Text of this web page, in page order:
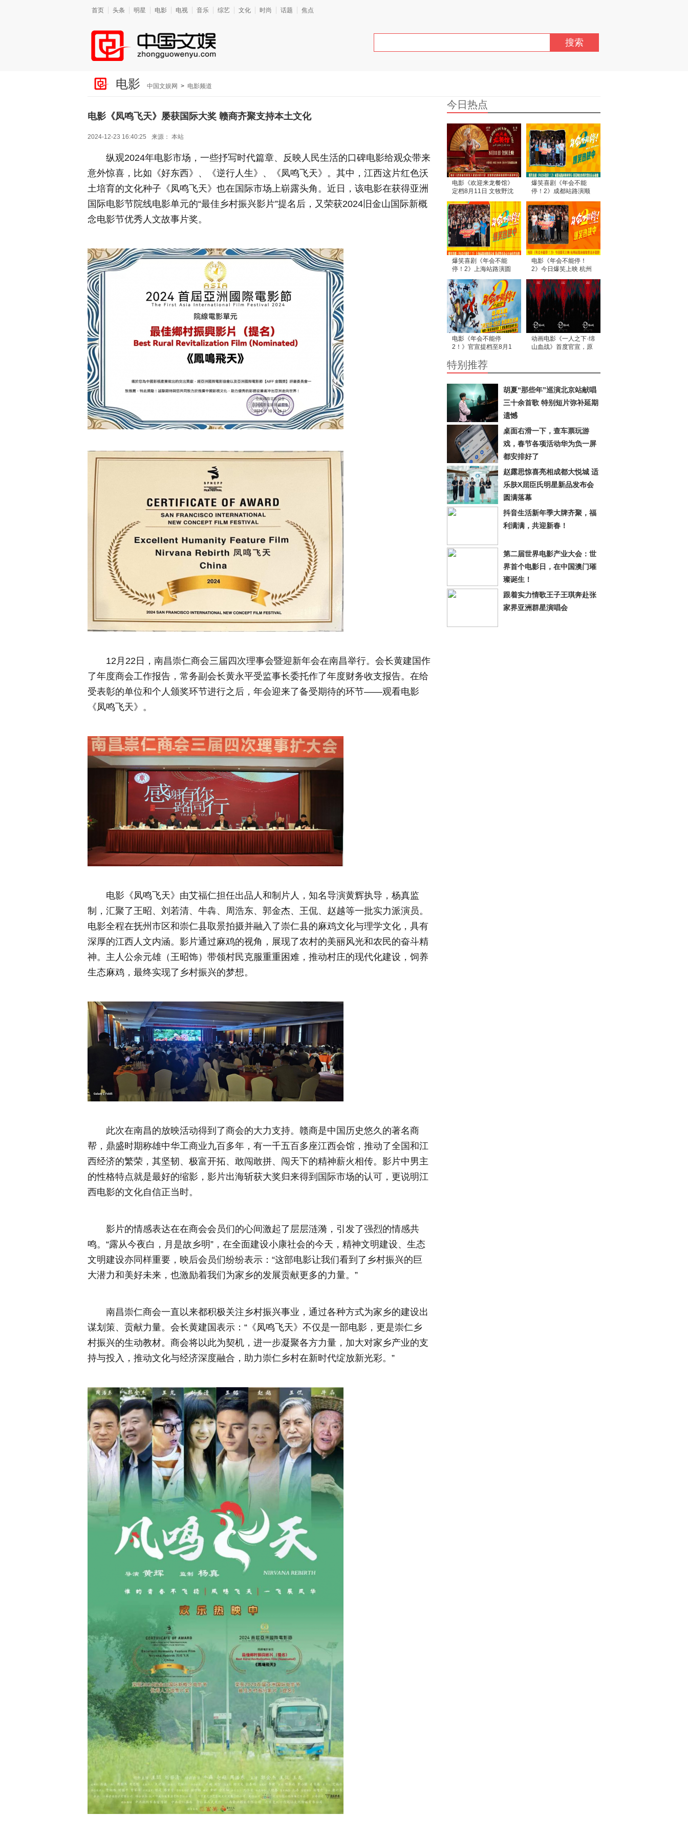
首页 头条 明星 电影 电视 音乐 综艺 文化 时尚 话题 焦点
搜索
电影 中国文娱网 > 电影频道
电影《凤鸣飞天》屡获国际大奖 赣商齐聚支持本土文化
2024-12-23 16:40:25 来源： 本站
纵观2024年电影市场，一些抒写时代篇章、反映人民生活的口碑电影给观众带来
意外惊喜，比如《好东西》、《逆行人生》、《凤鸣飞天》。其中，江西这片红色沃
土培育的文化种子《凤鸣飞天》也在国际市场上崭露头角。近日，该电影在获得亚洲
国际电影节院线电影单元的“最佳乡村振兴影片”提名后，又荣获2024旧金山国际新概
念电影节优秀人文故事片奖。
12月22日，南昌崇仁商会三届四次理事会暨迎新年会在南昌举行。会长黄建国作
了年度商会工作报告，常务副会长黄永平受监事长委托作了年度财务收支报告。在给
受表彰的单位和个人颁奖环节进行之后，年会迎来了备受期待的环节——观看电影
《凤鸣飞天》。
电影《凤鸣飞天》由艾福仁担任出品人和制片人，知名导演黄辉执导，杨真监
制，汇聚了王昭、刘若清、牛犇、周浩东、郭金杰、王侃、赵越等一批实力派演员。
电影全程在抚州市区和崇仁县取景拍摄并融入了崇仁县的麻鸡文化与理学文化，具有
深厚的江西人文内涵。影片通过麻鸡的视角，展现了农村的美丽风光和农民的奋斗精
神。主人公余元雄（王昭饰）带领村民克服重重困难，推动村庄的现代化建设，饲养
生态麻鸡，最终实现了乡村振兴的梦想。
此次在南昌的放映活动得到了商会的大力支持。赣商是中国历史悠久的著名商
帮，鼎盛时期称雄中华工商业九百多年，有一千五百多座江西会馆，推动了全国和江
西经济的繁荣，其坚韧、极富开拓、敢闯敢拼、闯天下的精神薪火相传。影片中男主
的性格特点就是最好的缩影，影片出海斩获大奖归来得到国际市场的认可，更说明江
西电影的文化自信正当时。
影片的情感表达在在商会会员们的心间激起了层层涟漪 ， 引发了强烈的情感共
鸣。“露从今夜白，月是故乡明”，在全面建设小康社会的今天，精神文明建设、生态
文明建设亦同样重要，映后会员们纷纷表示：“这部电影让我们看到了乡村振兴的巨
大潜力和美好未来，也激励着我们为家乡的发展贡献更多的力量。”
南昌崇仁商会一直以来都积极关注乡村振兴事业，通过各种方式为家乡的建设出
谋划策、贡献力量。会长黄建国表示：“《凤鸣飞天》不仅是一部电影，更是崇仁乡
村振兴的生动教材。商会将以此为契机，进一步凝聚各方力量，加大对家乡产业的支
持与投入，推动文化与经济深度融合，助力崇仁乡村在新时代绽放新光彩。”
今日热点
电影《欢迎来龙餐馆》
定档8月11日 文牧野沈
爆笑喜剧《年会不能
停！2》成都站路演顺
整活走心输出
爆笑喜剧《年会不能
停！2》上海站路演圆
动有笑有料
电影《年会不能停！
2》今日爆笑上映 杭州
电影《年会不能停
2！》官宣提档至8月1
接收
动画电影《一人之下·绵
山血战》首度官宣，原
特别推荐
胡夏“那些年”巡演北京站献唱
三十余首歌 特别短片弥补延期
遗憾
桌面右滑一下，查车票玩游
戏，春节各项活动华为负一屏
都安排好了
赵露思惊喜亮相成都大悦城 适
乐肤X屈臣氏明星新品发布会
圆满落幕
抖音生活新年季大牌齐聚，福
利满满，共迎新春！
第二届世界电影产业大会：世
界首个电影日，在中国澳门璀
璨诞生！
跟着实力情歌王子王琪奔赴张
家界亚洲群星演唱会